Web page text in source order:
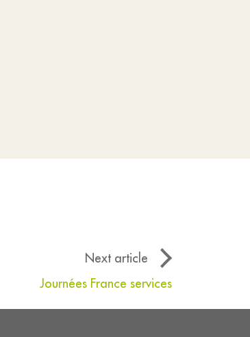
Next article
Journées France services